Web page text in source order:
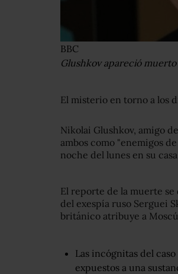
BBC
Glushkov apareció
El misterio en torno a los
Nikolai Glushkov, amigo
ambos como "enemigos
noche del lunes en su
El reporte de la muerte se
del exespía ruso Serguei
británico atribuye a
Las incógnitas del
expuestos a una